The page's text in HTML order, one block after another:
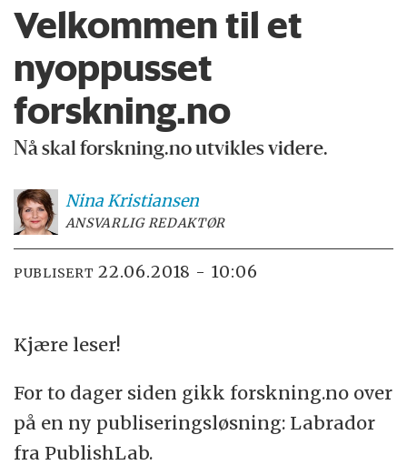
Velkommen til et
nyoppusset
forskning.no
Nå skal forskning.no utvikles videre.
NinaKristiansen
ANSVARLIG REDAKTØR
PUBLISERT 22.06.2018 - 10:06
Kjære leser!
For to dager siden gikk forskning.no over
på en ny publiseringsløsning: Labrador
fra PublishLab.